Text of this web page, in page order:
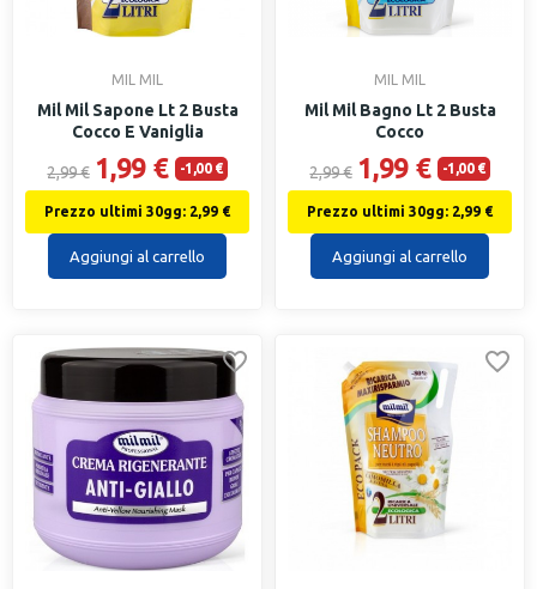
MIL MIL
Mil Mil Sapone Lt 2 Busta
Cocco E Vaniglia
2,99 € 1,99 € -1,00 €
Prezzo ultimi 30gg: 2,99 €
Aggiungi al carrello
MIL MIL
Mil Mil Bagno Lt 2 Busta
Cocco
2,99 € 1,99 € -1,00 €
Prezzo ultimi 30gg: 2,99 €
Aggiungi al carrello